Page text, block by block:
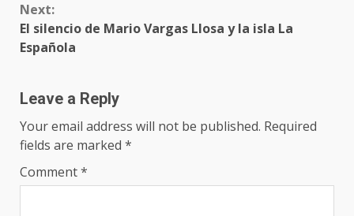
Next:
El silencio de Mario Vargas Llosa y la isla La
Española
Leave a Reply
Your email address will not be published. Required
fields are marked *
Comment*